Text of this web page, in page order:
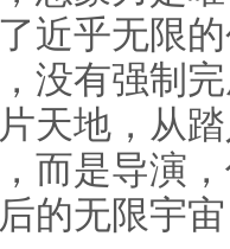
近乎无限
没有强制
天地，从
而是导演
的无限宇宙